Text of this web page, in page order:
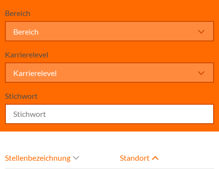
Bereich
Bereich
Karrierelevel
Karrierelevel
Stichwort
Stellenbezeichnung Standort